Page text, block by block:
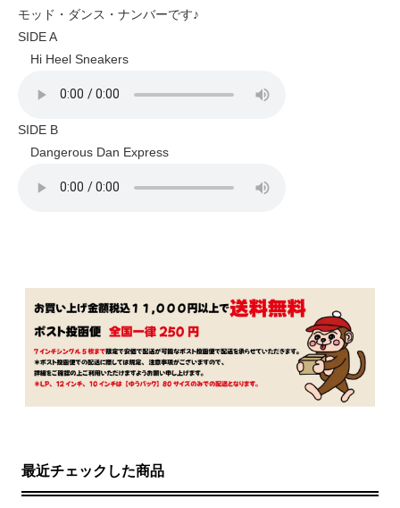
モッド・ダンス・ナンバーです♪
SIDE A
Hi Heel Sneakers
SIDE B
Dangerous Dan Express
最近チェックした商品